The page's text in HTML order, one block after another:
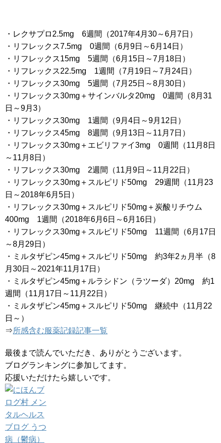
・レクサプロ2.5mg 6週間（2017年4月30～6月7日）
・リフレックス7.5mg 0週間（6月9日～6月14日）
・リフレックス15mg 5週間（6月15日～7月18日）
・リフレックス22.5mg 1週間（7月19日～7月24日）
・リフレックス30mg 5週間（7月25日～8月30日）
・リフレックス30mg＋サインバルタ20mg 0週間（8月31
日～9月3）
・リフレックス30mg 1週間（9月4日～9月12日）
・リフレックス45mg 8週間（9月13日～11月7日）
・リフレックス30mg＋エビリファイ3mg 0週間（11月8日
～11月8日）
・リフレックス30mg 2週間（11月9日～11月22日）
・リフレックス30mg＋スルピリド50mg 29週間（11月23
日～2018年6月5日）
・リフレックス30mg＋スルピリド50mg＋炭酸リチウム
400mg 1週間（2018年6月6日～6月16日）
・リフレックス30mg＋スルピリド50mg 11週間（6月17日
～8月29日）
・ミルタザピン45mg＋スルピリド50mg 約3年2ヵ月半（8
月30日～2021年11月17日）
・ミルタザピン45mg＋ルラシドン（ラツーダ）20mg 約1
週間（11月17日～11月22日）
・ミルタザピン45mg＋スルピリド50mg 継続中（11月22
日～）
⇒所感含む服薬記録記事一覧
最後まで読んでいただき、ありがとうございます。
ブログランキングに参加してます。
応援いただけたら嬉しいです。